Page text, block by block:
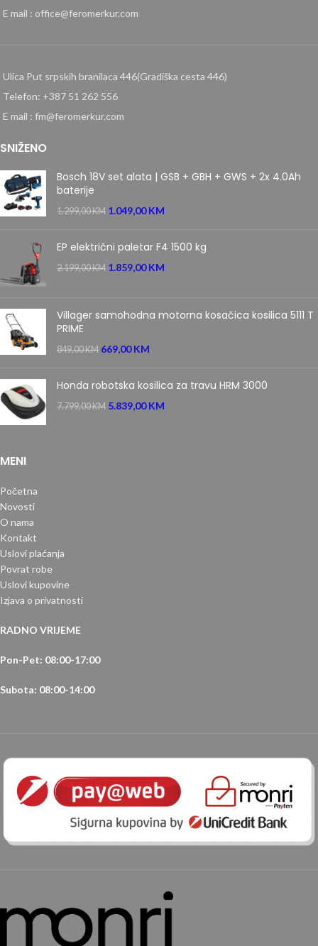
E mail : office@feromerkur.com
Ulica Put srpskih branilaca 446(Gradiška cesta 446)
Telefon: +387 51 262 556
E mail : fm@feromerkur.com
SNIŽENO
Bosch 18V set alata | GSB + GBH + GWS + 2x 4.0Ah
baterije
1.299,00KM 1.049,00KM
EP električni paletar F4 1500 kg
2.199,00KM 1.859,00KM
Villager samohodna motorna kosačica kosilica 5111 T
PRIME
849,00KM 669,00KM
Honda robotska kosilica za travu HRM 3000
7.799,00KM 5.839,00KM
MENI
Početna
Novosti
O nama
Kontakt
Uslovi plaćanja
Povrat robe
Uslovi kupovine
Izjava o privatnosti
RADNO VRIJEME
Pon-Pet: 08:00-17:00
Subota: 08:00-14:00